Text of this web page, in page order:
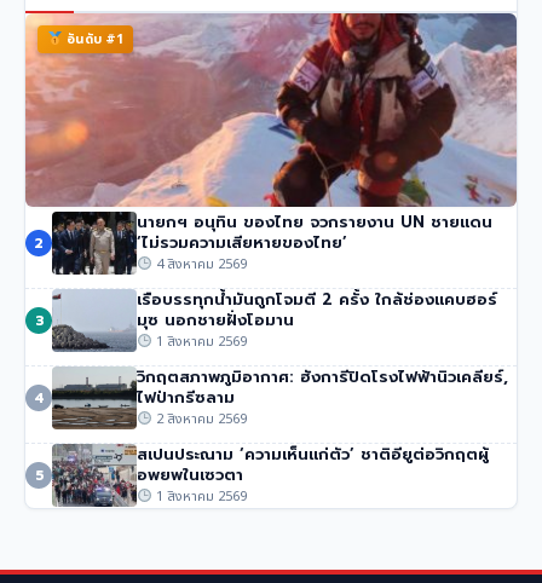
อันดับ #1
นักปีนเขาชื่อดัง นิมมัล ปูร์จา เสียชีวิตในหิมะถล่มปากีสถาน
53 วิว• 1 สิงหาคม 2569
2
นายกฯ อนุทิน ของไทย จวกรายงาน UN ชายแดน
‘ไม่รวมความเสียหายของไทย’
4 สิงหาคม 2569
3
เรือบรรทุกน้ำมันถูกโจมตี 2 ครั้ง ใกล้ช่องแคบฮอร์
มุซ นอกชายฝั่งโอมาน
1 สิงหาคม 2569
4
วิกฤตสภาพภูมิอากาศ: ฮังการีปิดโรงไฟฟ้านิวเคลียร์,
ไฟป่ากรีซลาม
2 สิงหาคม 2569
5
สเปนประณาม ‘ความเห็นแก่ตัว’ ชาติอียูต่อวิกฤตผู้
อพยพในเซวตา
1 สิงหาคม 2569